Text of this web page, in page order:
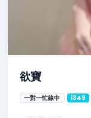
欲寶
一對一忙線中 i349